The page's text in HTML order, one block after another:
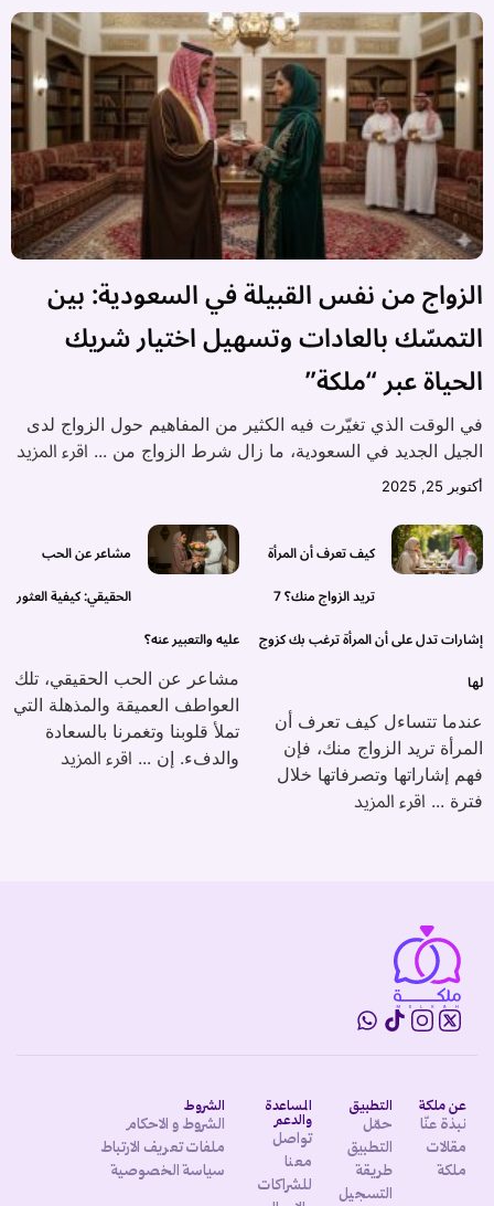
الزواج من نفس القبيلة في السعودية: بين
التمسّك بالعادات وتسهيل اختيار شريك
الحياة عبر “ملكة”
في الوقت الذي تغيّرت فيه الكثير من المفاهيم حول الزواج لدى
الجيل الجديد في السعودية، ما زال شرط الزواج من ... اقرء المزيد
أكتوبر 25, 2025
كيف تعرف أن المرأة
تريد الزواج منك؟ 7
إشارات تدل على أن المرأة ترغب بك كزوج
لها
عندما تتساءل كيف تعرف أن
المرأة تريد الزواج منك، فإن
فهم إشاراتها وتصرفاتها خلال
فترة ... اقرء المزيد
مشاعر عن الحب
الحقيقي: كيفية العثور
عليه والتعبير عنه؟
مشاعر عن الحب الحقيقي، تلك
العواطف العميقة والمذهلة التي
تملأ قلوبنا وتغمرنا بالسعادة
والدفء. إن ... اقرء المزيد
عن ملكة
نبذة عنّا
مقالات
ملكة
التطبيق
حمّل
التطبيق
طريقة
التسجيل
المساعدة
والدعم
تواصل
معنا
للشراكات
الشروط
الشروط و الاحكام
ملفات تعريف الارتباط
سياسة الخصوصية